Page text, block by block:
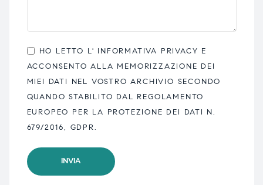
HO LETTO L' INFORMATIVA PRIVACY E
ACCONSENTO ALLA MEMORIZZAZIONE DEI
MIEI DATI NEL VOSTRO ARCHIVIO SECONDO
QUANDO STABILITO DAL REGOLAMENTO
EUROPEO PER LA PROTEZIONE DEI DATI N.
679/2016, GDPR.